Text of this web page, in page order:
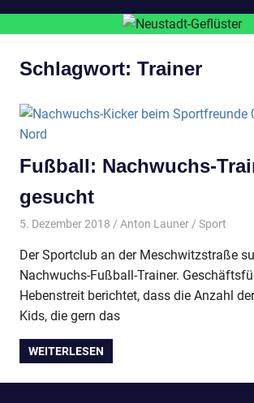
Schlagwort: Trainer
Fußball: Nachwuchs-
gesucht
5. Dezember 2018 Anton Launer Sport
Der Sportclub an der Meschwitzstraße
Nachwuchs-Fußball-Trainer.
Hebenstreit berichtet, dass die Anzahl
Kids, die gern das
WEITERLESEN